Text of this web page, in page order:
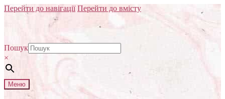
Перейти до навігації Перейти до вмісту
Пошук
×
Меню